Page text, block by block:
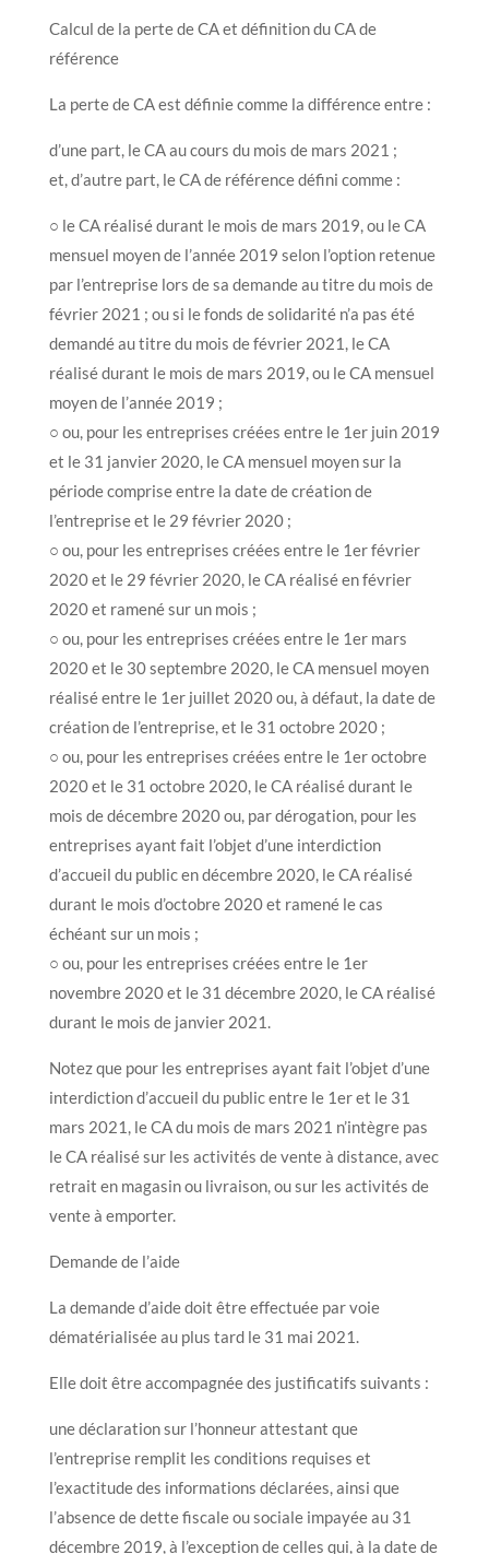
Calcul de la perte de CA et définition du CA de
référence
La perte de CA est définie comme la différence entre :
d’une part, le CA au cours du mois de mars 2021 ;
et, d’autre part, le CA de référence défini comme :
○ le CA réalisé durant le mois de mars 2019, ou le CA
mensuel moyen de l’année 2019 selon l’option retenue
par l’entreprise lors de sa demande au titre du mois de
février 2021 ; ou si le fonds de solidarité n’a pas été
demandé au titre du mois de février 2021, le CA
réalisé durant le mois de mars 2019, ou le CA mensuel
moyen de l’année 2019 ;
○ ou, pour les entreprises créées entre le 1er juin 2019
et le 31 janvier 2020, le CA mensuel moyen sur la
période comprise entre la date de création de
l’entreprise et le 29 février 2020 ;
○ ou, pour les entreprises créées entre le 1er février
2020 et le 29 février 2020, le CA réalisé en février
2020 et ramené sur un mois ;
○ ou, pour les entreprises créées entre le 1er mars
2020 et le 30 septembre 2020, le CA mensuel moyen
réalisé entre le 1er juillet 2020 ou, à défaut, la date de
création de l’entreprise, et le 31 octobre 2020 ;
○ ou, pour les entreprises créées entre le 1er octobre
2020 et le 31 octobre 2020, le CA réalisé durant le
mois de décembre 2020 ou, par dérogation, pour les
entreprises ayant fait l’objet d’une interdiction
d’accueil du public en décembre 2020, le CA réalisé
durant le mois d’octobre 2020 et ramené le cas
échéant sur un mois ;
○ ou, pour les entreprises créées entre le 1er
novembre 2020 et le 31 décembre 2020, le CA réalisé
durant le mois de janvier 2021.
Notez que pour les entreprises ayant fait l’objet d’une
interdiction d’accueil du public entre le 1er et le 31
mars 2021, le CA du mois de mars 2021 n’intègre pas
le CA réalisé sur les activités de vente à distance, avec
retrait en magasin ou livraison, ou sur les activités de
vente à emporter.
Demande de l’aide
La demande d’aide doit être effectuée par voie
dématérialisée au plus tard le 31 mai 2021.
Elle doit être accompagnée des justificatifs suivants :
une déclaration sur l’honneur attestant que
l’entreprise remplit les conditions requises et
l’exactitude des informations déclarées, ainsi que
l’absence de dette fiscale ou sociale impayée au 31
décembre 2019, à l’exception de celles qui, à la date de